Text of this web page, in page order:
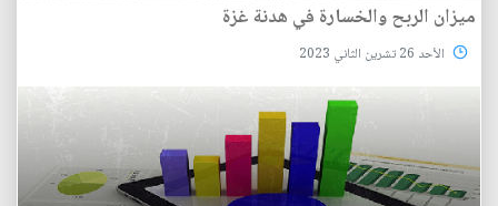
ميزان الربح والخسارة في هدنة غزة
الأحد 26 تشرين الثاني 2023